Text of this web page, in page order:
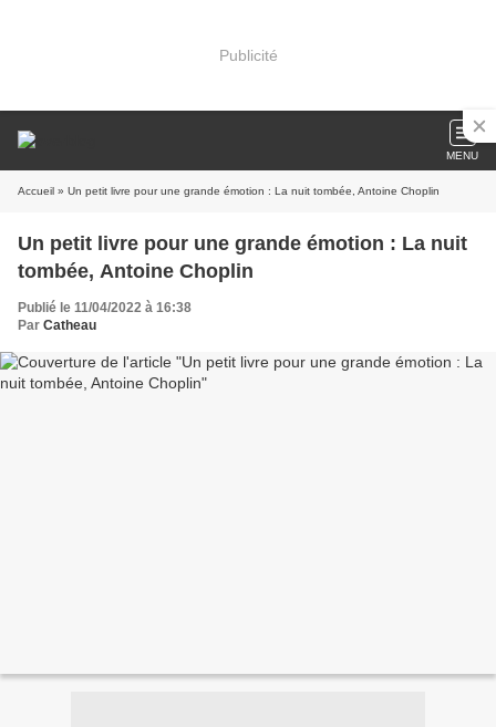
Publicité
MENU
Accueil » Un petit livre pour une grande émotion : La nuit tombée, Antoine Choplin
Un petit livre pour une grande émotion : La nuit
tombée, Antoine Choplin
Publié le 11/04/2022 à 16:38
Par Catheau